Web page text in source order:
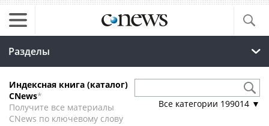
Разделы
Индексная книга (каталог)
CNews*
Получите все материалы
CNews по ключевому слову
Все категории 199014 ▼